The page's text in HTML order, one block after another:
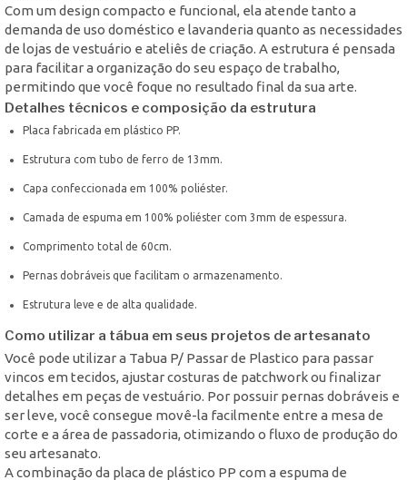
Com um design compacto e funcional, ela atende tanto a
demanda de uso doméstico e lavanderia quanto as necessidades
de lojas de vestuário e ateliês de criação. A estrutura é pensada
para facilitar a organização do seu espaço de trabalho,
permitindo que você foque no resultado final da sua arte.
Detalhes técnicos e composição da estrutura
Placa fabricada em plástico PP.
Estrutura com tubo de ferro de 13mm.
Capa confeccionada em 100% poliéster.
Camada de espuma em 100% poliéster com 3mm de espessura.
Comprimento total de 60cm.
Pernas dobráveis que facilitam o armazenamento.
Estrutura leve e de alta qualidade.
Como utilizar a tábua em seus projetos de artesanato
Você pode utilizar a Tabua P/ Passar de Plastico para passar
vincos em tecidos, ajustar costuras de patchwork ou finalizar
detalhes em peças de vestuário. Por possuir pernas dobráveis e
ser leve, você consegue movê-la facilmente entre a mesa de
corte e a área de passadoria, otimizando o fluxo de produção do
seu artesanato.
A combinação da placa de plástico PP com a espuma de